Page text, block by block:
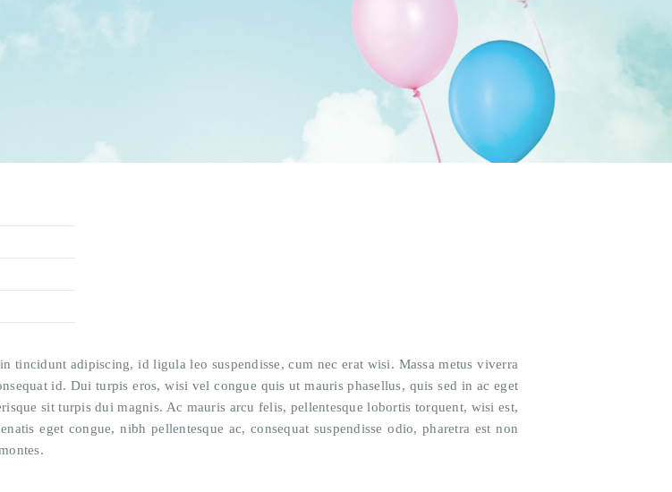
MEMBRE
adipiscing, id ligula leo suspendisse, cum nec erat wisi. Massa metus viverra
id. Dui turpis eros, wisi vel congue quis ut mauris phasellus, quis sed in ac eget
sit turpis dui magnis. Ac mauris arcu felis, pellentesque lobortis torquent, wisi est,
eget congue, nibh pellentesque ac, consequat suspendisse odio, pharetra est non